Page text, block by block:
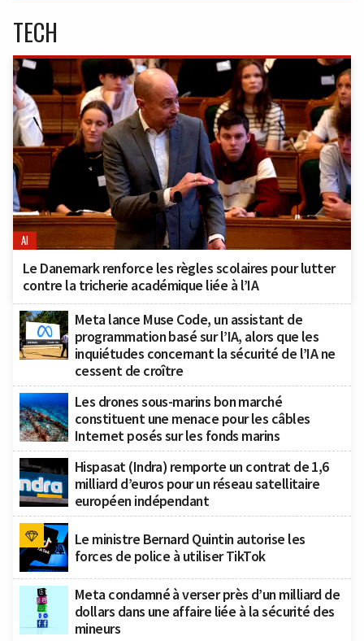
TECH
AI
Le Danemark renforce les règles scolaires pour lutter
contre la tricherie académique liée à l’IA
Meta lance Muse Code, un assistant de
programmation basé sur l’IA, alors que les
inquiétudes concernant la sécurité de l’IA ne
cessent de croître
Les drones sous-marins bon marché
constituent une menace pour les câbles
Internet posés sur les fonds marins
Hispasat (Indra) remporte un contrat de 1,6
milliard d’euros pour un réseau satellitaire
européen indépendant
Le ministre Bernard Quintin autorise les
forces de police à utiliser TikTok
Meta condamné à verser près d’un milliard de
dollars dans une affaire liée à la sécurité des
mineurs